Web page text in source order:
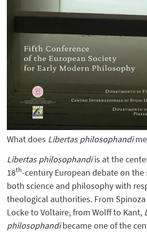
What does Libertas philosophandi
Libertas philosophandiis at the
18th-century European debate on
both science and philosophy with
theological authorities. From
Locke to Voltaire, from Wolff to Kant,
philosophandibecame one of the